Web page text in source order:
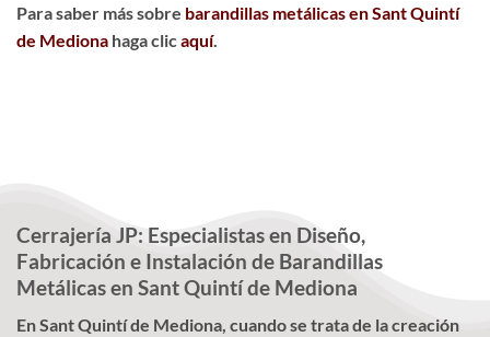
Para saber más sobre barandillas metálicas en Sant Quintí
de Mediona haga clicaquí.
Cerrajería JP: Especialistas en Diseño,
Fabricación e Instalación de Barandillas
Metálicas en Sant Quintí de Mediona
En Sant Quintí de Mediona, cuando se trata de la creación